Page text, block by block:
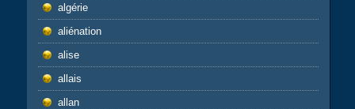
algérie
aliénation
alise
allais
allan